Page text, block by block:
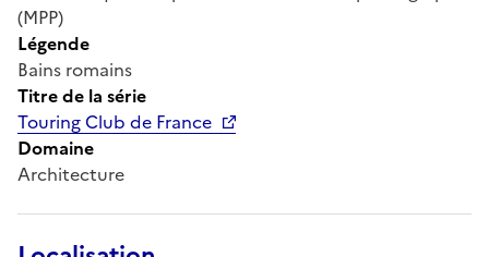
(MPP)
Légende
Bains romains
Titre de la série
Touring Club de France
Domaine
Architecture